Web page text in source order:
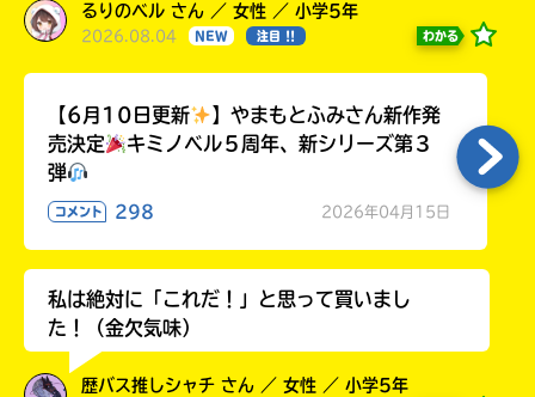
るりのベル さん ／ 女性 ／ 小学5年
2026.08.04 NEW 注目 !! わかる
【6月10日更新
】やまもとふみさん新作発
売決定
キミノベル５周年、新シリーズ第３
弾
コメント 298 2026年04月15日
私は絶対に「これだ！」と思って買いまし
た！（金欠気味）
歴バス推しシャチ さん ／ 女性 ／ 小学5年